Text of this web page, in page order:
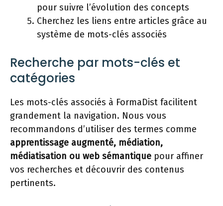
pour suivre l’évolution des concepts
Cherchez les liens entre articles grâce au
système de mots-clés associés
Recherche par mots-clés et
catégories
Les mots-clés associés à FormaDist facilitent
grandement la navigation. Nous vous
recommandons d’utiliser des termes comme
apprentissage augmenté, médiation,
médiatisation ou web sémantique pour affiner
vos recherches et découvrir des contenus
pertinents.